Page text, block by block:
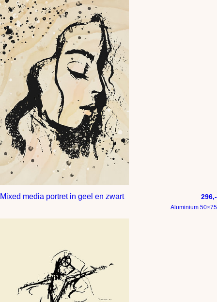
Mixed media portret in geel en zwart 296,-
Aluminium 50×75